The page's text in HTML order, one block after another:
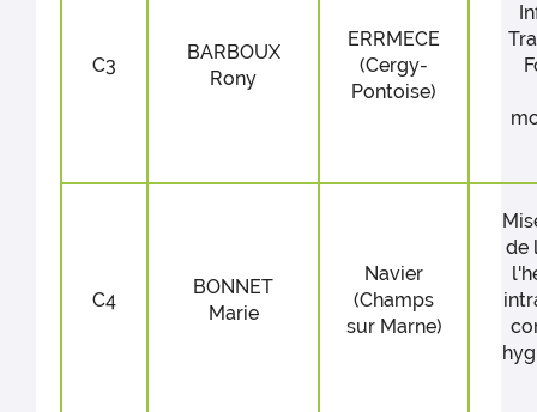
C3
BARBOUX
Rony
ERRMECE
(Cergy-
Pontoise)
C4
BONNET
Marie
Navier
(Champs
sur Marne)
de